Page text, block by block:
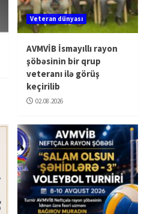
Veteran dünyası
AVMVİB İsmayıllı rayon
şöbəsinin bir qrup
veteranı ilə görüş
keçirilib
02.08.2026